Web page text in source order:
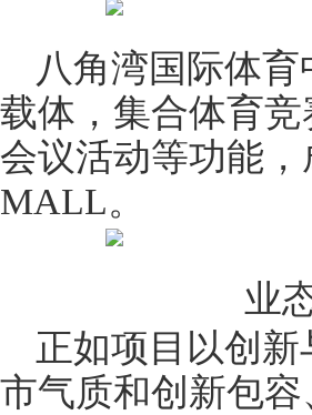
八角湾国际体
载体，集合体育
会议活动等功能
MALL。
业
正如项目以创
市气质和创新包